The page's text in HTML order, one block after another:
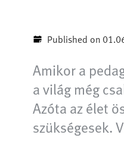
Published on
Amikor a
a világ még
Azóta az élet
szükségesek.